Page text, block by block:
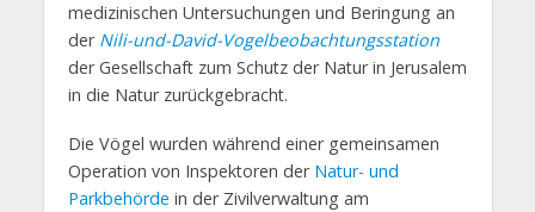
medizinischen Untersuchungen und Beringung an
der Nili-und-David-Vogelbeobachtungsstation
der Gesellschaft zum Schutz der Natur in Jerusalem
in die Natur zurückgebracht.
Die Vögel wurden während einer gemeinsamen
Operation von Inspektoren der Natur- und
Parkbehörde in der Zivilverwaltung am